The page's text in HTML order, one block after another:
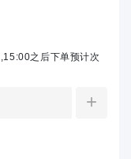
之后下单预计次
+